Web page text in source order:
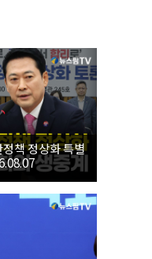
책 정상화 특별